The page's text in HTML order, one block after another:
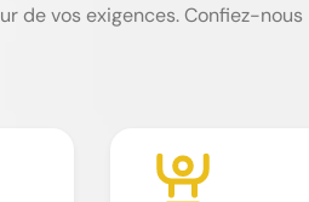
de vos exigences. Confiez-nous